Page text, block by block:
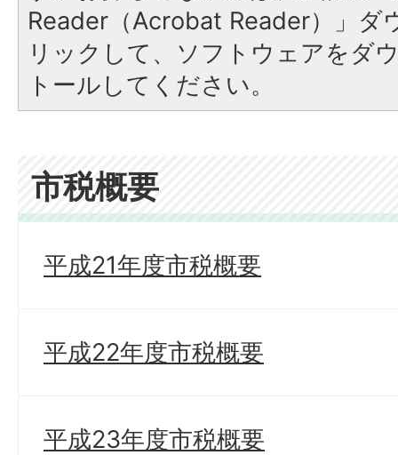
Reader（Acrobat Reader）」ダ
リックして、ソフトウェアをダ
トールしてください。
市税概要
平成21年度市税概要
平成22年度市税概要
平成23年度市税概要